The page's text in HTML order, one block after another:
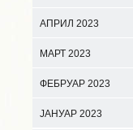
АПРИЛ 2023
МАРТ 2023
ФЕБРУАР 2023
ЈАНУАР 2023